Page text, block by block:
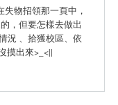
物招領那一頁中，
，但要怎樣去做出
況 、拾獲校區、依
摸出來>_<||